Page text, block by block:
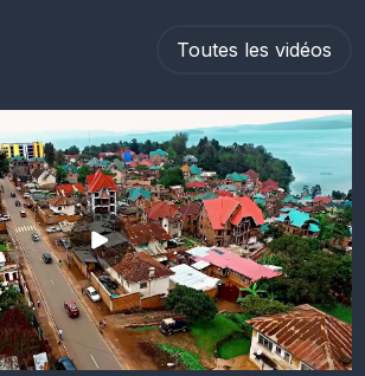
Toutes les vidéos